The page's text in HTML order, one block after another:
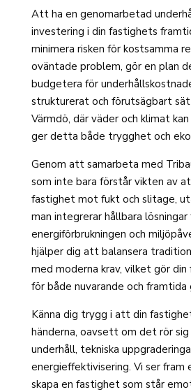
Att ha en genomarbetad
investering i din fastighets
minimera risken för kostsamma
oväntade problem, gör en plan
budgetera för
strukturerat och förutsägbart
Värmdö, där väder och klimat
ger detta både trygghet och
Genom att samarbeta med
som inte bara förstår vikten av
fastighet mot fukt och slitage,
man integrerar hållbara
energiförbrukningen och
hjälper dig att balansera
med moderna krav, vilket gör
för både nuvarande och framtida
Känna dig trygg i att din
händerna, oavsett om det rör
underhåll, tekniska
energieffektivisering. Vi ser
skapa en fastighet som står